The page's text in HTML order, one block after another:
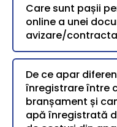
Care sunt pașii
online a unei
avizare/
De ce apar
înregistrare între
branșament și
apă înregistrată